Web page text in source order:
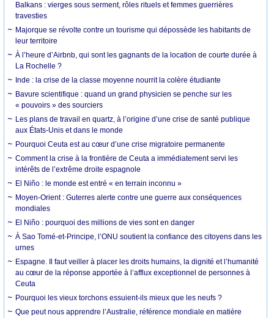
Balkans : vierges sous serment, rôles rituels et femmes guerrières
travesties
Majorque se révolte contre un tourisme qui dépossède les habitants de
leur territoire
À l’heure d’Airbnb, qui sont les gagnants de la location de courte durée à
La Rochelle ?
Inde : la crise de la classe moyenne nourrit la colère étudiante
Bavure scientifique : quand un grand physicien se penche sur les
« pouvoirs » des sourciers
Les plans de travail en quartz, à l’origine d’une crise de santé publique
aux États-Unis et dans le monde
Pourquoi Ceuta est au cœur d’une crise migratoire permanente
Comment la crise à la frontière de Ceuta a immédiatement servi les
intérêts de l’extrême droite espagnole
El Niño : le monde est entré « en terrain inconnu »
Moyen-Orient : Guterres alerte contre une guerre aux conséquences
mondiales
El Niño : pourquoi des millions de vies sont en danger
À Sao Tomé-et-Principe, l’ONU soutient la confiance des citoyens dans les
urnes
Espagne. Il faut veiller à placer les droits humains, la dignité et l’humanité
au cœur de la réponse apportée à l’afflux exceptionnel de personnes à
Ceuta
Pourquoi les vieux torchons essuient-ils mieux que les neufs ?
Que peut nous apprendre l’Australie, référence mondiale en matière